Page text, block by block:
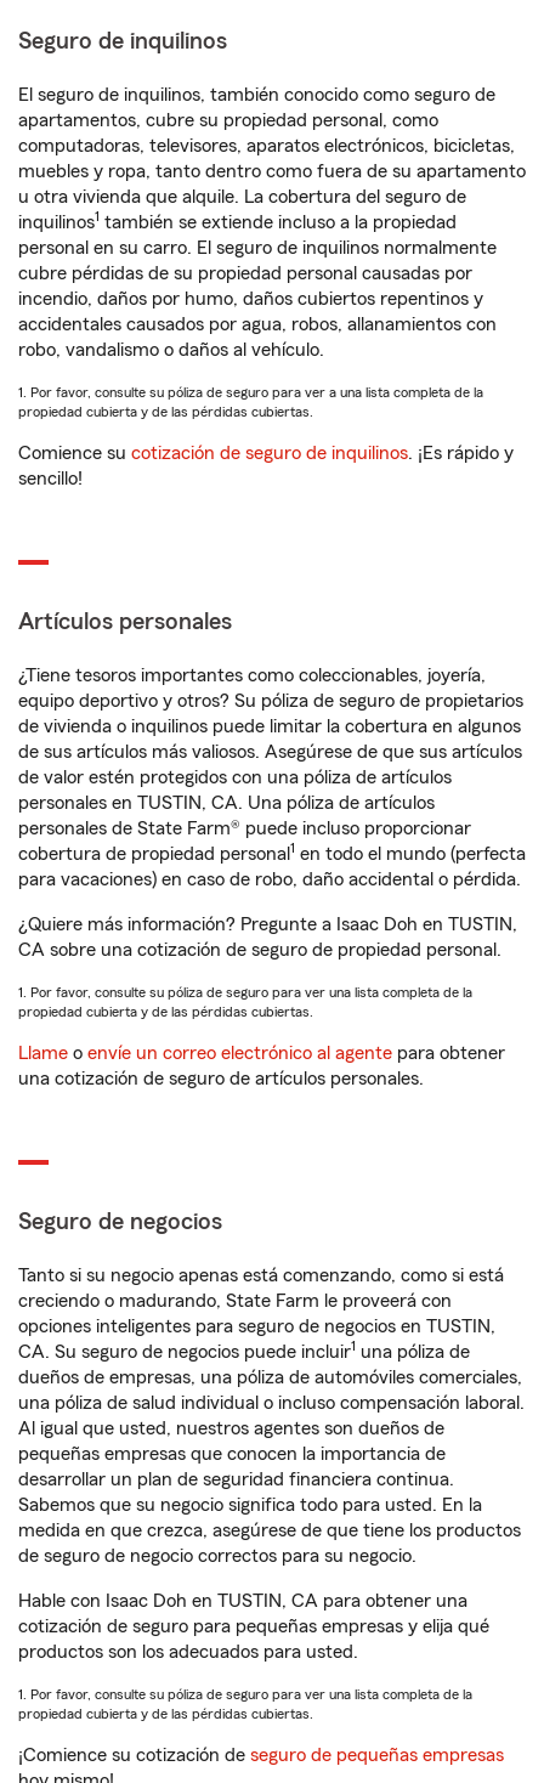
Seguro de inquilinos
El seguro de inquilinos, también conocido como seguro de
apartamentos, cubre su propiedad personal, como
computadoras, televisores, aparatos electrónicos, bicicletas,
muebles y ropa, tanto dentro como fuera de su apartamento
u otra vivienda que alquile. La cobertura del seguro de
inquilinos1 también se extiende incluso a la propiedad
personal en su carro. El seguro de inquilinos normalmente
cubre pérdidas de su propiedad personal causadas por
incendio, daños por humo, daños cubiertos repentinos y
accidentales causados por agua, robos, allanamientos con
robo, vandalismo o daños al vehículo.
1. Por favor, consulte su póliza de seguro para ver a una lista completa de la
propiedad cubierta y de las pérdidas cubiertas.
Comience su cotización de seguro de inquilinos. ¡Es rápido y
sencillo!
Artículos personales
¿Tiene tesoros importantes como coleccionables, joyería,
equipo deportivo y otros? Su póliza de seguro de propietarios
de vivienda o inquilinos puede limitar la cobertura en algunos
de sus artículos más valiosos. Asegúrese de que sus artículos
de valor estén protegidos con una póliza de artículos
personales en TUSTIN, CA. Una póliza de artículos
personales de State Farm® puede incluso proporcionar
cobertura de propiedad personal 1 en todo el mundo (perfecta
para vacaciones) en caso de robo, daño accidental o pérdida.
¿Quiere más información? Pregunte a Isaac Doh en TUSTIN,
CA sobre una cotización de seguro de propiedad personal.
1. Por favor, consulte su póliza de seguro para ver una lista completa de la
propiedad cubierta y de las pérdidas cubiertas.
Llame o envíe un correo electrónico al agente para obtener
una cotización de seguro de artículos personales.
Seguro de negocios
Tanto si su negocio apenas está comenzando, como si está
creciendo o madurando, State Farm le proveerá con
opciones inteligentes para seguro de negocios en TUSTIN,
CA. Su seguro de negocios puede incluir1 una póliza de
dueños de empresas, una póliza de automóviles comerciales,
una póliza de salud individual o incluso compensación laboral.
Al igual que usted, nuestros agentes son dueños de
pequeñas empresas que conocen la importancia de
desarrollar un plan de seguridad financiera continua.
Sabemos que su negocio significa todo para usted. En la
medida en que crezca, asegúrese de que tiene los productos
de seguro de negocio correctos para su negocio.
Hable con Isaac Doh en TUSTIN, CA para obtener una
cotización de seguro para pequeñas empresas y elija qué
productos son los adecuados para usted.
1. Por favor, consulte su póliza de seguro para ver una lista completa de la
propiedad cubierta y de las pérdidas cubiertas.
¡Comience su cotización de seguro de pequeñas empresas